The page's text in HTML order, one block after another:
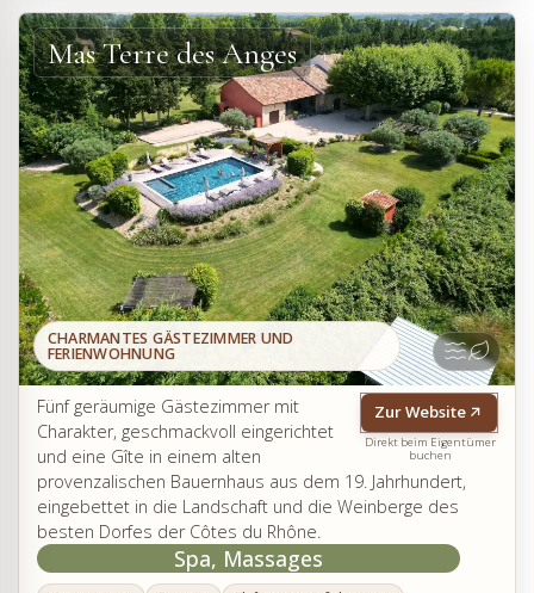
CHARMANTES GÄSTEZIMMER UND
FERIENWOHNUNG
Mas Terre des Anges
Zur Website
Direkt beim Eigentümer
buchen
Fünf geräumige Gästezimmer mit
Charakter, geschmackvoll eingerichtet
und eine Gîte in einem alten
provenzalischen Bauernhaus aus dem 19. Jahrhundert,
eingebettet in die Landschaft und die Weinberge des
besten Dorfes der Côtes du Rhône.
Spa, Massages